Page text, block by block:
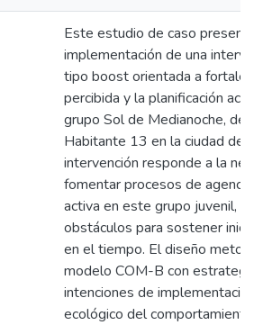
Este estudio de caso
implementación de una
tipo boost orientada a
percibida y la planificación
grupo Sol de Medianoche, de
Habitante 13 en la ciudad de
intervención responde a la
fomentar procesos de
activa en este grupo juvenil,
obstáculos para sostener
en el tiempo. El diseño
modelo COM-B con
intenciones de
ecológico del